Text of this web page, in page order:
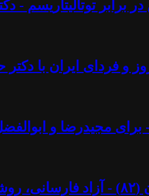
توتالیتاریسم -
و فردای ایران با
- برای مجیدرضا و